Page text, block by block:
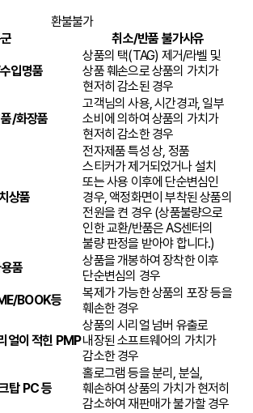
환불불가
취소/반품 불가사유
입명품
상품의 택(TAG) 제거/라벨 및
상품 훼손으로 상품의 가치가
현저히 감소된 경우
/화장품
고객님의 사용, 시간경과, 일부
소비에 의하여 상품의 가치가
현저히 감소한 경우
상품
전자제품 특성 상, 정품
스티커가 제거되었거나 설치
또는 사용 이후에 단순변심인
경우, 액정화면이 부착된 상품의
전원을 켠 경우 (상품불량으로
인한 교환/반품은 AS센터의
불량 판정을 받아야 합니다.)
품
상품을 개봉하여 장착한 이후
단순변심의 경우
BOOK등
복제가 가능한 상품의 포장 등을
훼손한 경우
얼이 적힌 PMP
상품의 시리얼 넘버 유출로
내장된 소프트웨어의 가치가
감소한 경우
탑 PC 등
홀로그램 등을 분리, 분실,
훼손하여 상품의 가치가 현저히
감소하여 재판매가 불가할 경우